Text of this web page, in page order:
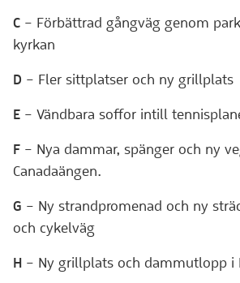
C – Förbättrad gångväg genom
kyrkan
D – Fler sittplatser och ny grillplats
E – Vändbara soffor intill
F – Nya dammar, spänger och ny
Canadaängen.
G – Ny strandpromenad och ny
och cykelväg
H – Ny grillplats och dammutlopp i